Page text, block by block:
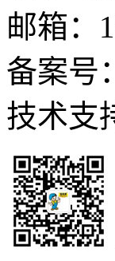
邮箱：
备案号：
技术支